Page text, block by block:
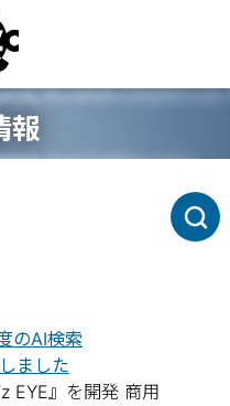
報
のAI検索
ました
EYE』を開発 商用